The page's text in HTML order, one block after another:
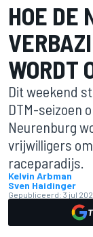
HOE DE
WORDT
Dit weekend
DTM-seizoen
Neurenburg
vrijwilligers
raceparadijs.
Kelvin Arbman
Sven Haidinger
Gepubliceerd: 3 jul